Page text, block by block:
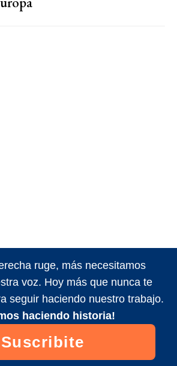
ruge, más necesitamos
voz. Hoy más que nunca te
seguir haciendo nuestro trabajo.
haciendo historia!
Suscribite